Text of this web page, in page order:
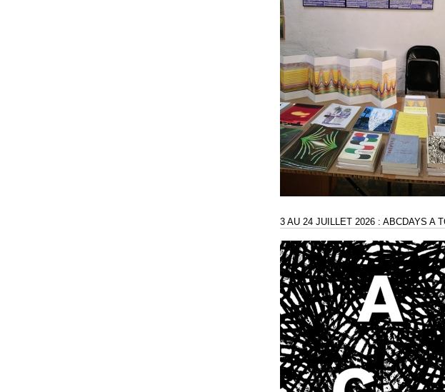
3 AU 24 JUILLET 2026 : ABCDAYS A